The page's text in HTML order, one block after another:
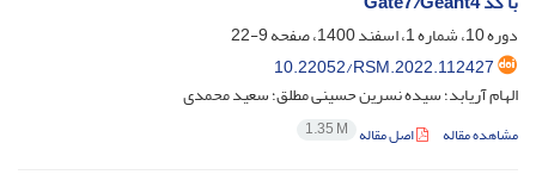
دوره 10، شماره 1، اسفند 1400، صفحه
9-22
10.22052/RSM.2022.112427
الهام آریابد؛ سیده نسرین حسینی مطلق؛ سعید محمدی
مشاهده مقاله اصل مقاله 1.35 M